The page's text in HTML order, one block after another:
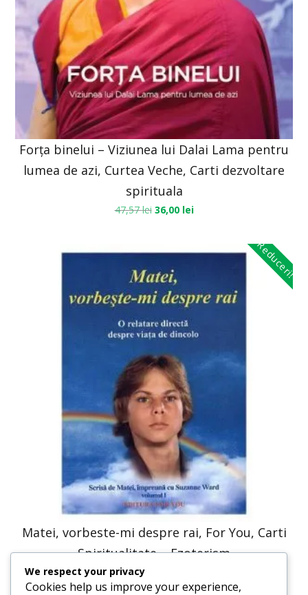
Forța binelui – Viziunea lui Dalai Lama pentru
lumea de azi, Curtea Veche, Carti dezvoltare
spirituala
47,57lei 36,00 lei
Reduceri!
Matei, vorbeste-mi despre rai, For You, Carti
Spiritualitate – Ezoterism
41,23lei
We respect your privacy
Cookies help us improve your experience,